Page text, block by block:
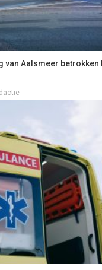
van Aalsmeer betrokken